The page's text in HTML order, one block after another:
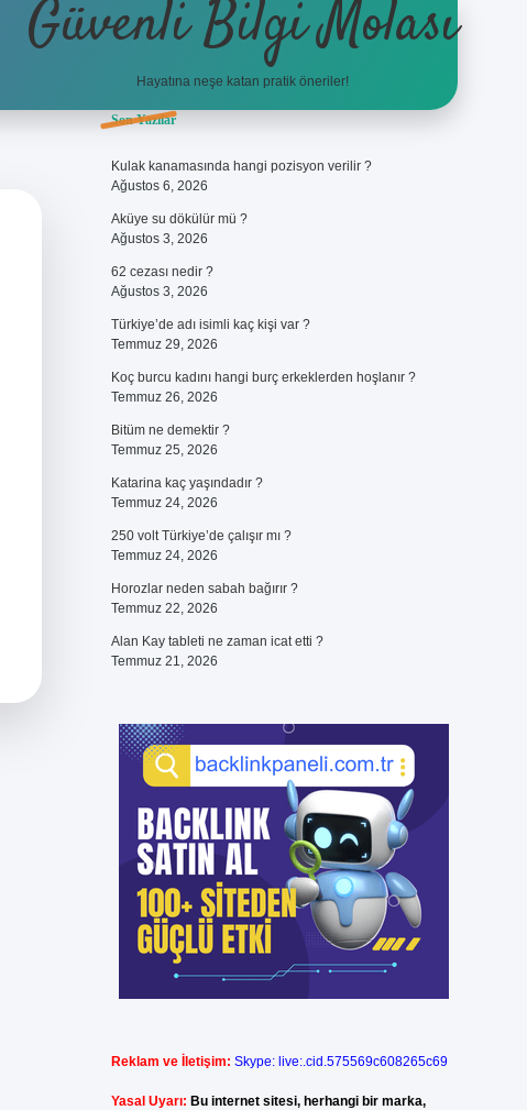
Güvenli Bilgi Molası
Hayatına neşe katan pratik öneriler!
Sidebar
Son Yazılar
Kulak kanamasında hangi pozisyon verilir ?
Ağustos 6, 2026
Aküye su dökülür mü ?
Ağustos 3, 2026
62 cezası nedir ?
Ağustos 3, 2026
Türkiye’de adı isimli kaç kişi var ?
Temmuz 29, 2026
Koç burcu kadını hangi burç erkeklerden hoşlanır ?
Temmuz 26, 2026
Bitüm ne demektir ?
Temmuz 25, 2026
Katarina kaç yaşındadır ?
Temmuz 24, 2026
250 volt Türkiye’de çalışır mı ?
Temmuz 24, 2026
Horozlar neden sabah bağırır ?
Temmuz 22, 2026
Alan Kay tableti ne zaman icat etti ?
Temmuz 21, 2026
Reklam ve İletişim: Skype: live:.cid.575569c608265c69
Yasal Uyarı: Bu internet sitesi, herhangi bir marka,
ilbetbetcipiabellacasino sitesi